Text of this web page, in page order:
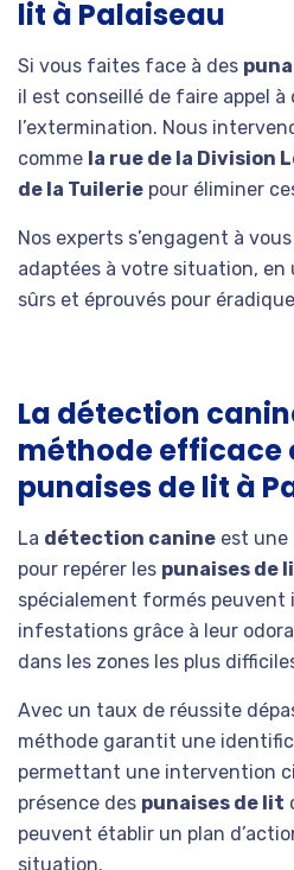
lit à Palaiseau
Si vous faites face à des
il est conseillé de faire appel
l’extermination. Nous
comme la rue de la Division
de la Tuilerie pour éliminer
Nos experts s’engagent à
adaptées à votre situation,
sûrs et éprouvés pour
La détection
méthode efficace
punaises de lit à
La détection canine est une
pour repérer les punaises de
spécialement formés
infestations grâce à leur
dans les zones les plus
Avec un taux de réussite
méthode garantit une
permettant une intervention
présence des punaises de lit
peuvent établir un plan
situation.